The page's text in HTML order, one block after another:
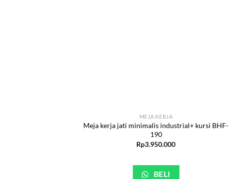
MEJA KERJA
Meja kerja jati minimalis industrial+ kursi BHF-
190
Rp3.950.000
BELI